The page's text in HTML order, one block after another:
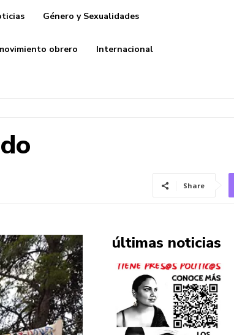
Género y Sexualidades
obrero Internacional
Share
últimas noticias